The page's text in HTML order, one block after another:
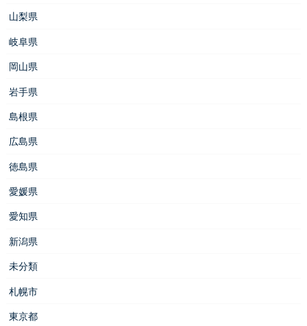
山梨県
岐阜県
岡山県
岩手県
島根県
広島県
徳島県
愛媛県
愛知県
新潟県
未分類
札幌市
東京都